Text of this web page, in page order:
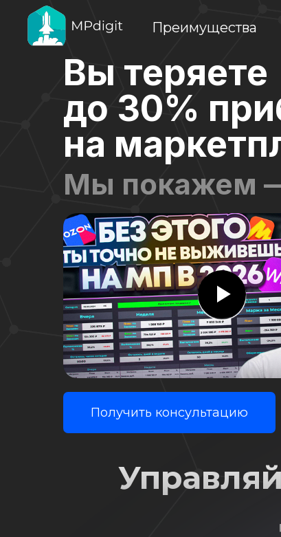
Преимущества
Получить консультацию
Вы теряете
до 30%
на
Мы покажем